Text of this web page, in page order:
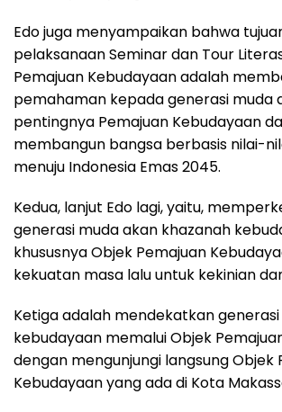
Edo juga menyampaikan bahwa
pelaksanaan Seminar dan Tour
Pemajuan Kebudayaan adalah
pemahaman kepada generasi muda
pentingnya Pemajuan Kebudayaan
membangun bangsa berbasis nilai-
menuju Indonesia Emas 2045.
Kedua, lanjut Edo lagi, yaitu,
generasi muda akan khazanah
khususnya Objek Pemajuan
kekuatan masa lalu untuk kekinian
Ketiga adalah mendekatkan
kebudayaan memalui Objek
dengan mengunjungi langsung Objek
Kebudayaan yang ada di Kota